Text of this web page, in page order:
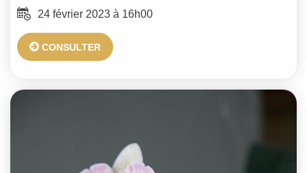
24 février 2023 à 16h00
CONSULTER